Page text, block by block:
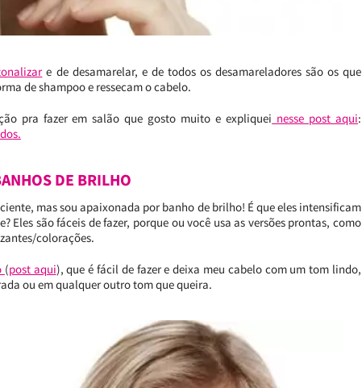
e de desamarelar, e de todos os desamareladores são os que
de shampoo e ressecam o cabelo.
pra fazer em salão que gosto muito e expliquei nesse post aqui:
DE BRILHO
mas sou apaixonada por banho de brilho! É que eles intensificam
Eles são fáceis de fazer, porque ou você usa as versões prontas, como
colorações.
(post aqui), que é fácil de fazer e deixa meu cabelo com um tom lindo,
ou em qualquer outro tom que queira.